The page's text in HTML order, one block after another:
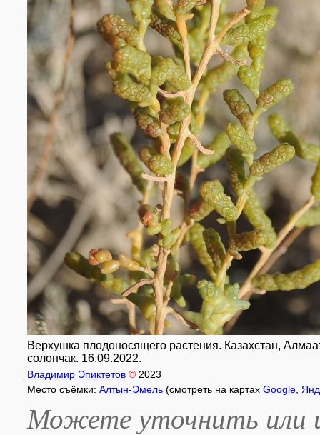
Верхушка плодоносящего растения. Казахстан,
солончак. 16.09.2022.
Владимир Эпиктетов © 2023
Место съёмки: Алтын-Эмель (смотреть на картах Google
Можете уточнить или